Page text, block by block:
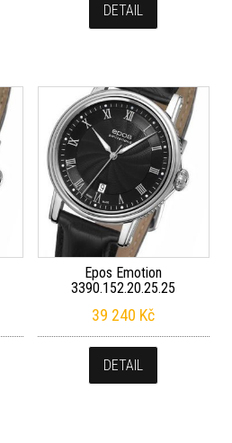
DETAIL
Epos Emotion
3390.152.20.25.25
39 240 Kč
DETAIL